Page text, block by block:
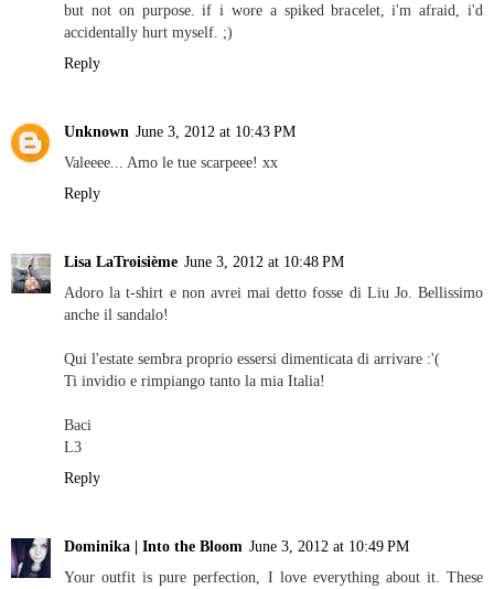
but not on purpose. if i wore a spiked bracelet, i'm afraid, i'd
accidentally hurt myself. ;)
Reply
Unknown June 3, 2012 at 10:43 PM
Valeeee... Amo le tue scarpeee! xx
Reply
Lisa LaTroisième June 3, 2012 at 10:48 PM
Adoro la t-shirt e non avrei mai detto fosse di Liu Jo. Bellissimo
anche il sandalo!
Qui l'estate sembra proprio essersi dimenticata di arrivare :'(
Ti invidio e rimpiango tanto la mia Italia!
Baci
L3
Reply
Dominika | Into the Bloom June 3, 2012 at 10:49 PM
Your outfit is pure perfection, I love everything about it. These